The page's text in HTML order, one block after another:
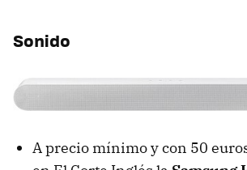
Sonido
A precio mínimo y con 50